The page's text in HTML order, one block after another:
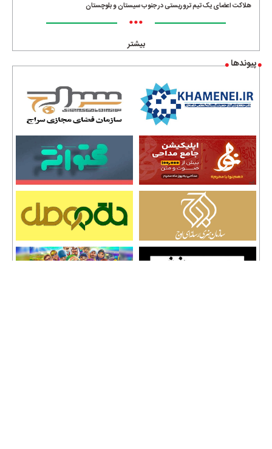
هلاکت اعضای یک تیم تروریستی در جنوب سیستان و بلوچستان
•••
بیشتر
پیوندها